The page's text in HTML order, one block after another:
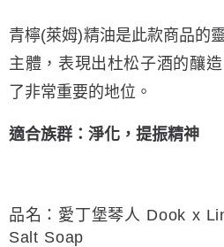
青檸(萊姆)精油是此款商品的
主體，表現出杜松子酒的釀
了非常重要的地位。
適合族群：淨化，提振精神
品名：愛丁堡琴人 Dook x
Salt Soap